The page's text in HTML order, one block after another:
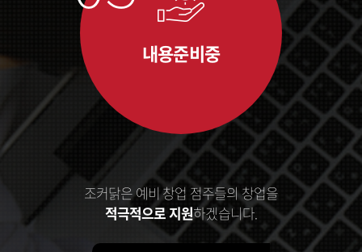
내용준비중
조커닭은 예비 창업 점주들의 창업을
적극적으로 지원하겠습니다.